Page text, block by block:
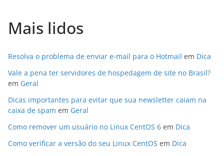
Mais lidos
Resolva o problema de enviar e-mail para o Hotmail em Dica
Vale a pena ter servidores de hospedagem de site no Brasil?
em Geral
Dicas importantes para evitar que sua newsletter caiam na
caixa de spam em Geral
Como remover um usuário no Linux CentOS 6 em Dica
Como verificar a versão do seu Linux CentOS em Dica